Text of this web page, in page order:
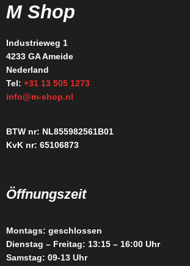
M Shop
Industrieweg 1
4233 GA Ameide
Nederland
Tel: +31 13 505 1273
info@m-shop.nl
BTW nr: NL855982561B01
KvK nr: 65106873
Öffnungszeit
Montags: geschlossen
Dienstag – Freitag: 13:15 – 16:00 Uhr
Samstag: 09-13 Uhr